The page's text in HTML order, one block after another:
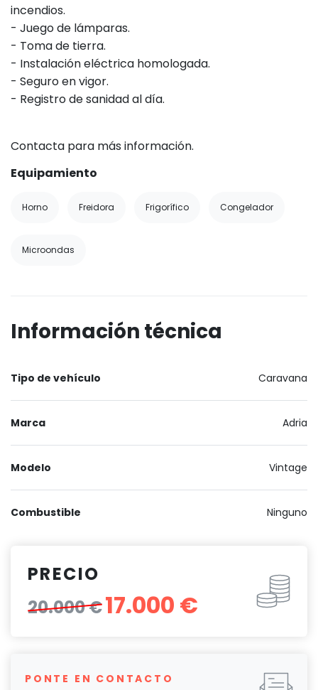
incendios.
- Juego de lámparas.
- Toma de tierra.
- Instalación eléctrica homologada.
- Seguro en vigor.
- Registro de sanidad al día.
Contacta para más información.
Equipamiento
Horno Freidora Frigorífico Congelador
Microondas
Información técnica
Tipo de vehículo Caravana
Marca Adria
Modelo Vintage
Combustible Ninguno
PRECIO
20.000 €17.000 €
PONTE EN CONTACTO